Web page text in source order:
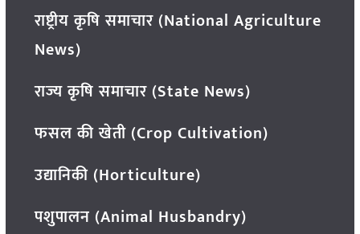
राष्ट्रीय कृषि समाचार (National Agriculture
News)
राज्य कृषि समाचार (State News)
फसल की खेती (Crop Cultivation)
उद्यानिकी (Horticulture)
पशुपालन (Animal Husbandry)